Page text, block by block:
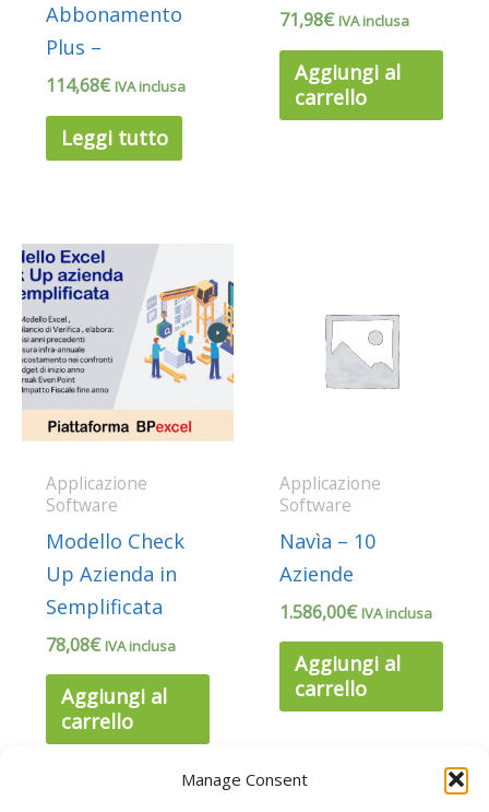
Manage Consent
Abbonamento
Plus –
114,68€ IVA inclusa
Leggi tutto
71,98€ IVA inclusa
Aggiungi al
carrello
Applicazione
Software
Modello Check
Up Azienda in
Semplificata
78,08€ IVA inclusa
Aggiungi al
carrello
Applicazione
Software
Navìa – 10
Aziende
1.586,00€ IVA inclusa
Aggiungi al
carrello